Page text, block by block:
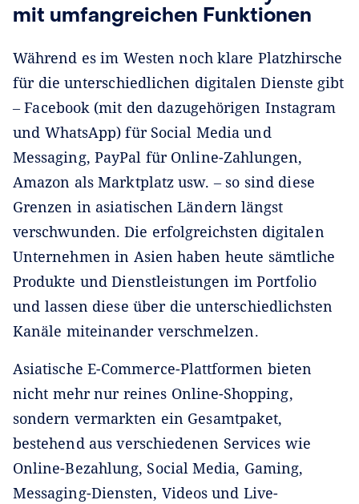
mit umfangreichen Funktionen
Während es im Westen noch klare Platzhirsche
für die unterschiedlichen digitalen Dienste gibt
‒ Facebook (mit den dazugehörigen Instagram
und WhatsApp) für Social Media und
Messaging, PayPal für Online-Zahlungen,
Amazon als Marktplatz usw. ‒ so sind diese
Grenzen in asiatischen Ländern längst
verschwunden. Die erfolgreichsten digitalen
Unternehmen in Asien haben heute sämtliche
Produkte und Dienstleistungen im Portfolio
und lassen diese über die unterschiedlichsten
Kanäle miteinander verschmelzen.
Asiatische E-Commerce-Plattformen bieten
nicht mehr nur reines Online-Shopping,
sondern vermarkten ein Gesamtpaket,
bestehend aus verschiedenen Services wie
Online-Bezahlung, Social Media, Gaming,
Messaging-Diensten, Videos und Live-